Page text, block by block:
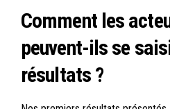
Comment les
peuvent-ils se
résultats ?